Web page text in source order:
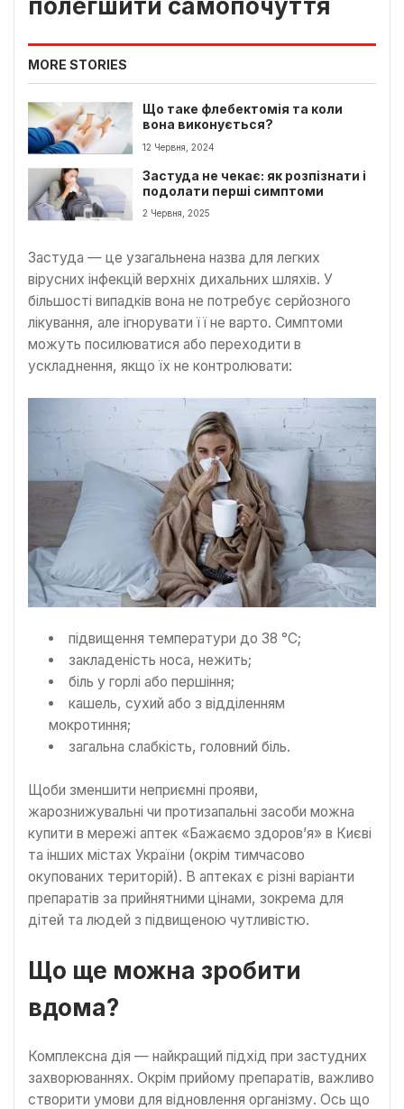
полегшити самопочуття
MORE STORIES
Що таке флебектомія та коли
вона виконується?
12 Червня, 2024
Застуда не чекає: як розпізнати і
подолати перші симптоми
2 Червня, 2025
Застуда — це узагальнена назва для легких
вірусних інфекцій верхніх дихальних шляхів. У
більшості випадків вона не потребує серйозного
лікування, але ігнорувати її не варто. Симптоми
можуть посилюватися або переходити в
ускладнення, якщо їх не контролювати:
підвищення температури до 38 °C;
закладеність носа, нежить;
біль у горлі або першіння;
кашель, сухий або з відділенням
мокротиння;
загальна слабкість, головний біль.
Щоби зменшити неприємні прояви,
жарознижувальні чи протизапальні засоби можна
купити в мережі аптек «Бажаємо здоров’я» в Києві
та інших містах України (окрім тимчасово
окупованих територій). В аптеках є різні варіанти
препаратів за прийнятними цінами, зокрема для
дітей та людей з підвищеною чутливістю.
Що ще можна зробити
вдома?
Комплексна дія — найкращий підхід при застудних
захворюваннях. Окрім прийому препаратів, важливо
створити умови для відновлення організму. Ось що